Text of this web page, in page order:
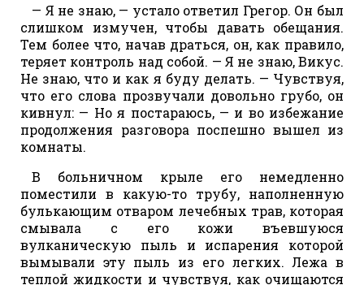
— Я не знаю, — устало ответил Грегор. Он был
слишком измучен, чтобы давать обещания.
Тем более что, начав драться, он, как правило,
теряет контроль над собой. — Я не знаю, Викус.
Не знаю, что и как я буду делать. — Чувствуя,
что его слова прозвучали довольно грубо, он
кивнул: — Но я постараюсь, — и во избежание
продолжения разговора поспешно вышел из
комнаты.
В больничном крыле его немедленно
поместили в какую-то трубу, наполненную
булькающим отваром лечебных трав, которая
смывала с его кожи въевшуюся
вулканическую пыль и испарения которой
вымывали эту пыль из его легких. Лежа в
теплой жидкости и чувствуя, как очищаются